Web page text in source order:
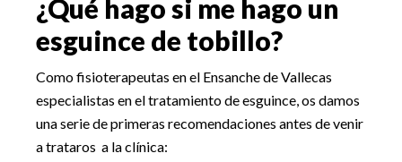
¿Qué hago si me hago un
esguince de tobillo?
Como fisioterapeutas en el Ensanche de Vallecas
especialistas en el tratamiento de esguince, os damos
una serie de primeras recomendaciones antes de venir
a trataros a la clínica: